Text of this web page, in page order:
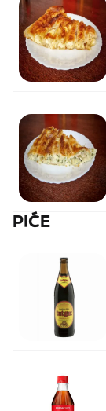
PIĆE